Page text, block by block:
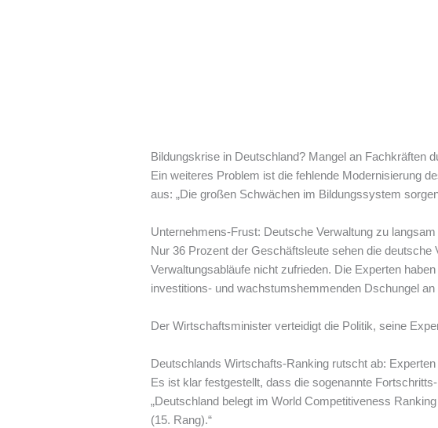
Bildungskrise in Deutschland? Mangel an Fachkräften
Ein weiteres Problem ist die fehlende Modernisierung
aus: „Die großen Schwächen im Bildungssystem
Unternehmens-Frust: Deutsche Verwaltung zu
Nur 36 Prozent der Geschäftsleute sehen die
Verwaltungsabläufe nicht zufrieden. Die Experten
investitions- und wachstumshemmenden Dschungel an
Der Wirtschaftsminister verteidigt die Politik, seine
Deutschlands Wirtschafts-Ranking rutscht ab:
Es ist klar festgestellt, dass die sogenannte
„Deutschland belegt im World Competitiveness
(15. Rang).“